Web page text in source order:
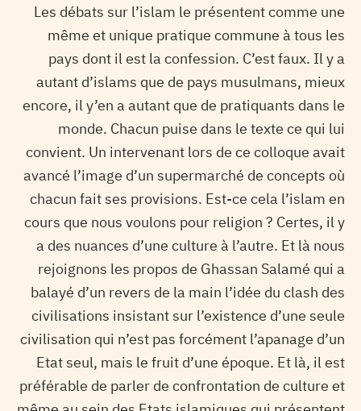
Les débats sur l’islam le présentent comme une
même et unique pratique commune à tous les
pays dont il est la confession. C’est faux. Il y a
autant d’islams que de pays musulmans, mieux
encore, il y’en a autant que de pratiquants dans le
monde. Chacun puise dans le texte ce qui lui
convient. Un intervenant lors de ce colloque avait
avancé l’image d’un supermarché de concepts où
chacun fait ses provisions. Est-ce cela l’islam en
cours que nous voulons pour religion ? Certes, il y
a des nuances d’une culture à l’autre. Et là nous
rejoignons les propos de Ghassan Salamé qui a
balayé d’un revers de la main l’idée du clash des
civilisations insistant sur l’existence d’une seule
civilisation qui n’est pas forcément l’apanage d’un
Etat seul, mais le fruit d’une époque. Et là, il est
préférable de parler de confrontation de culture et